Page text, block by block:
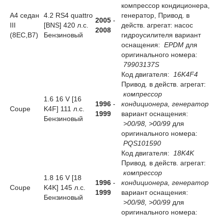
A4 седан
III
(8EC,B7)
4.2 RS4 quattro
[BNS] 420 л.с.
Бензиновый
2005 -
2008
компрессор кондиционера,
генератор, Привод. в
действ. агрегат: насос
гидроусилителя вариант
оснащения: EPDM для
оригинального номера:
79903137S
Coupe
1.6 16 V [16
K4F] 111 л.с.
Бензиновый
1996 -
1999
Код двигателя:
16K4F4
Привод. в действ. агрегат:
компрессор
кондиционера, генератор
вариант оснащения:
>00/98, >00/99 для
оригинального номера:
PQS101590
Coupe
1.8 16 V [18
K4K] 145 л.с.
Бензиновый
1996 -
1999
Код двигателя:
18K4K
Привод. в действ. агрегат:
компрессор
кондиционера, генератор
вариант оснащения:
>00/98, >00/99 для
оригинального номера: